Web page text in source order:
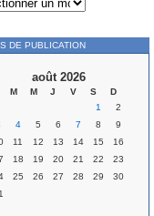
DE PUBLICATION
août 2026
M M J V S
D
1
2
4 5 6 7 8
9
11 12 13 14 15
16
18 19 20 21 22
23
25 26 27 28 29
30